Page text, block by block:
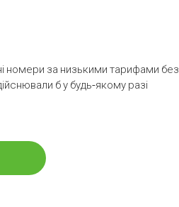
номери за низькими тарифами без
б у будь-якому разі